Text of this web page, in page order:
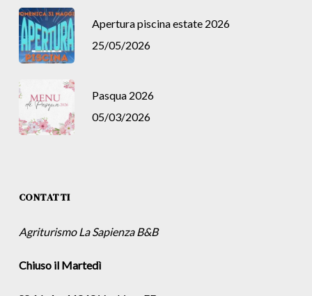
Apertura piscina estate 2026
25/05/2026
Pasqua 2026
05/03/2026
CONTATTI
Agriturismo La Sapienza B&B
Chiuso il Martedì